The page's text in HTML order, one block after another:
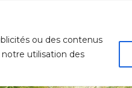
ou des contenus
notre utilisation des